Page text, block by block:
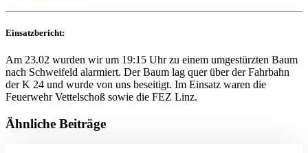
Einsatzbericht:
Am 23.02 wurden wir um 19:15 Uhr zu einem umgestürzten Baum
nach Schweifeld alarmiert. Der Baum lag quer über der Fahrbahn
der K 24 und wurde von uns beseitigt. Im Einsatz waren die
Feuerwehr Vettelschoß sowie die FEZ Linz.
Ähnliche Beiträge